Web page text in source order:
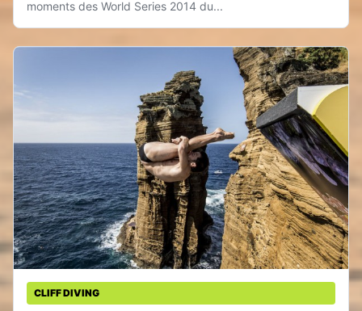
moments des World Series 2014 du...
CLIFF DIVING